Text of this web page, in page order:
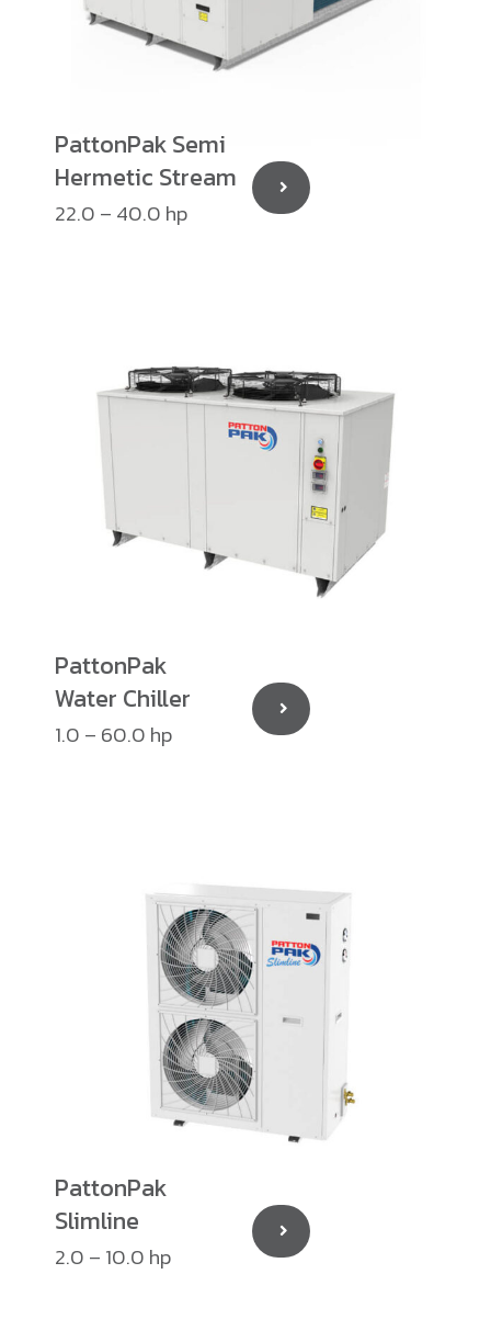
PattonPak Semi
Hermetic Stream
22.0 – 40.0 hp
PattonPak
Water Chiller
1.0 – 60.0 hp
PattonPak
Slimline
2.0 – 10.0 hp